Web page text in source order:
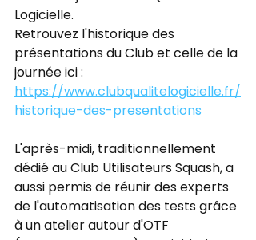
Logicielle.
Retrouvez l'historique des
présentations du Club et celle de la
journée ici :
https://www.clubqualitelogicielle.fr/
historique-des-presentations
L'après-midi, traditionnellement
dédié au Club Utilisateurs Squash, a
aussi permis de réunir des experts
de l'automatisation des tests grâce
à un atelier autour d'OTF